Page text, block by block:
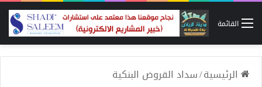
القائمة
الرئيسية/سداد القروض البنكية